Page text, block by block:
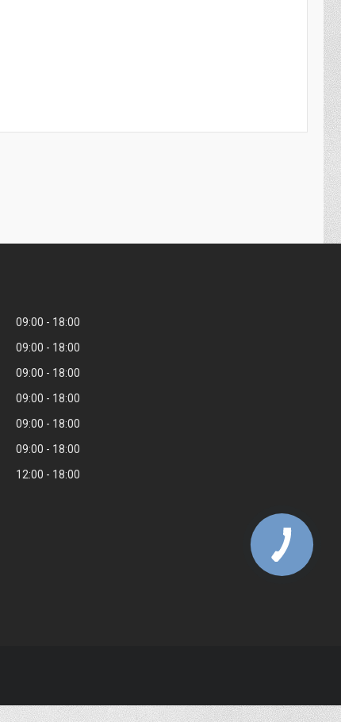
09:00
18:00
09:00
18:00
09:00
18:00
09:00
18:00
09:00
18:00
09:00
18:00
12:00 18:00